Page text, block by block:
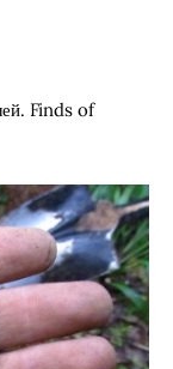
Finds of